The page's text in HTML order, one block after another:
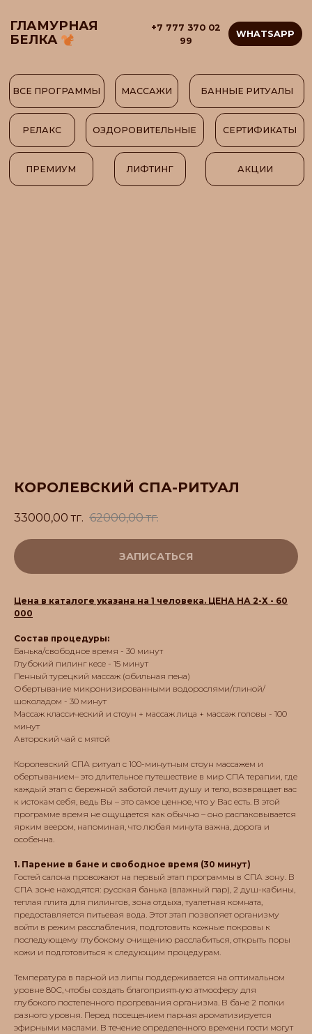
ГЛАМУРНАЯ
БЕЛКА WHATSAPP
РЕЛАКС ОЗДОРОВИТЕЛЬНЫЕ СЕРТИФИКАТЫ
КОРОЛЕВСКИЙ СПА-РИТУАЛ
33000,00 тг. 62000,00 тг.
ЗАПИСАТЬСЯ
Цена в каталоге указана на 1 человека. ЦЕНА НА 2-Х - 60
000
Состав процедуры:
Банька/свободное время - 30 минут
Глубокий пилинг кесе - 15 минут
Пенный турецкий массаж (обильная пена)
Обертывание микронизированными водорослями/глиной/
шоколадом - 30 минут
Массаж классический и стоун + массаж лица + массаж головы - 100
минут
Авторский чай с мятой
Королевский СПА ритуал с 100-минутным стоун массажем и
обертыванием– это длительное путешествие в мир СПА терапии, где
каждый этап с бережной заботой лечит душу и тело, возвращает вас
к истокам себя, ведь Вы – это самое ценное, что у Вас есть. В этой
программе время не ощущается как обычно – оно распаковывается
ярким веером, напоминая, что любая минута важна, дорога и
особенна.
1. Парение в бане и свободное время (30 минут)
Гостей салона провожают на первый этап программы в СПА зону. В
СПА зоне находятся: русская банька (влажный пар), 2 душ-кабины,
теплая плита для пилингов, зона отдыха, туалетная комната,
предоставляется питьевая вода. Этот этап позволяет организму
войти в режим расслабления, подготовить кожные покровы к
последующему глубокому очищению расслабиться, открыть поры
кожи и подготовиться к следующим процедурам.
Температура в парной из липы поддерживается на оптимальном
уровне 80С, чтобы создать благоприятную атмосферу для
глубокого постепенного прогревания организма. В бане 2 полки
разного уровня. Перед посещением парная ароматизируется
эфирными маслами. В течение определенного времени гости могут